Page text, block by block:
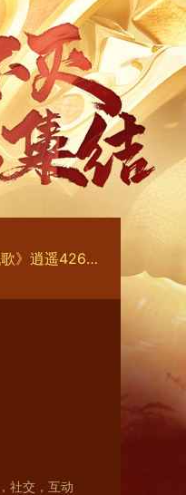
03u《伏魔战歌》逍遥426区10月10日火爆开启
社交，互动